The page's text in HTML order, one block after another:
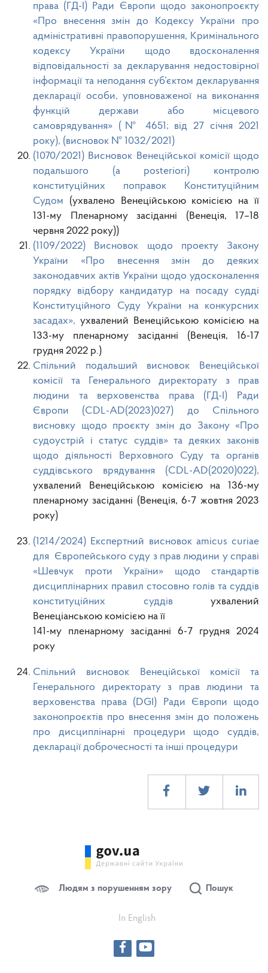
права (ГД-І) Ради Європи щодо законопроєкту
«Про внесення змін до Кодексу України про
адміністративні правопорушення, Кримінального
кодексу України щодо вдосконалення
відповідальності за декларування недостовірної
інформації та неподання суб’єктом декларування
декларації особи, уповноваженої на виконання
функцій держави або місцевого
самоврядування» (№ 4651; від 27 січня 2021
року), (висновок № 1032/2021)
(1070/2021) Висновок Венеційської комісії щодо
подальшого (a posteriori) контролю
конституційних поправок Конституційним
Судом (ухвалено Венеційською комісією на її
131-му Пленарному засіданні (Венеція, 17–18
червня 2022 року))
(1109/2022) Висновок щодо проекту Закону
України «Про внесення змін до деяких
законодавчих актів України щодо удосконалення
порядку відбору кандидатур на посаду судді
Конституційного Суду України на конкурсних
засадах», ухвалений Венеційською комісією на
133-му пленарному засіданні (Венеція, 16-17
грудня 2022 р.)
Спільний подальший висновок Венеційської
комісії та Генерального директорату з прав
людини та верховенства права (ГД-І) Ради
Європи (CDL-AD(2023)027) до Спільного
висновку щодо проєкту змін до Закону «Про
судоустрій і статус суддів» та деяких законів
щодо діяльності Верховного Суду та органів
суддівського врядування (CDL-AD(2020)022),
ухвалений Венеційською комісією на 136-му
пленарному засіданні (Венеція, 6-7 жовтня 2023
року)
(1214/2024) Експертний висновок amicus curiae
для Європейського суду з прав людини у справі
«Шевчук проти України» щодо стандартів
дисциплінарних правил стосовно голів та суддів
конституційних суддівухвалений
Венеціанською комісією на її
141-му пленарному засіданні 6-7 грудня 2024
року
Спільний висновок Венеційської комісії та
Генерального директорату з прав людини та
верховенства права (DGI) Ради Європи щодо
законопроєктів про внесення змін до положень
про дисциплінарні процедури щодо суддів,
декларації доброчесності та інші процедури
Людям з порушенням зору Пошук
In English